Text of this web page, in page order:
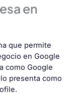
en
que permite
en Google
como Google
presenta como